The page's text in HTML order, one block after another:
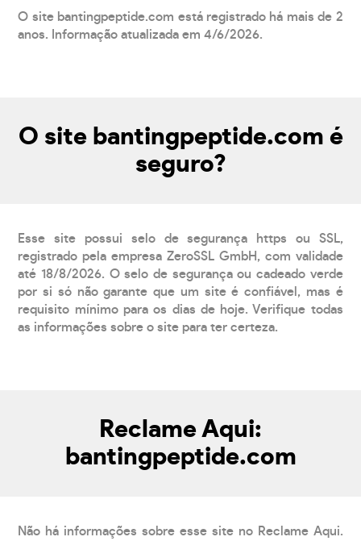
O site bantingpeptide.com está registrado há mais de 2
anos. Informação atualizada em 4/6/2026.
O site bantingpeptide.com é
seguro?
Esse site possui selo de segurança https ou SSL,
registrado pela empresa ZeroSSL GmbH, com validade
até 18/8/2026. O selo de segurança ou cadeado verde
por si só não garante que um site é confiável, mas é
requisito mínimo para os dias de hoje. Verifique todas
as informações sobre o site para ter certeza.
Reclame Aqui:
bantingpeptide.com
Não há informações sobre esse site no Reclame Aqui.